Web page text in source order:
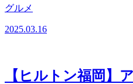
グルメ
2025.03.16
【ヒルトン福岡】